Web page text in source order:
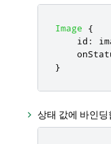
Image
{
id :
}
상태 값에 바인